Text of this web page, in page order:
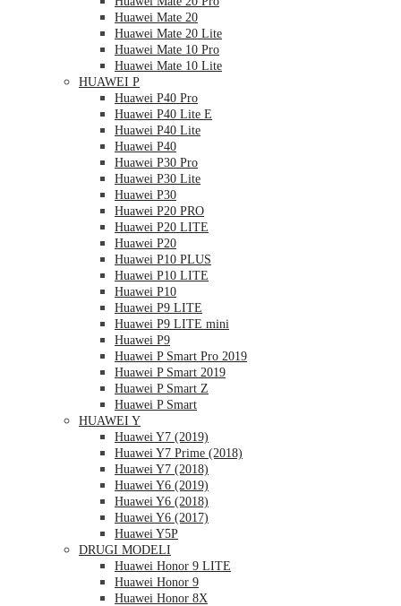
Huawei Mate 20
Huawei Mate 20 Lite
Huawei Mate 10 Pro
Huawei Mate 10 Lite
HUAWEI P
Huawei P40 Pro
Huawei P40 Lite E
Huawei P40 Lite
Huawei P40
Huawei P30 Pro
Huawei P30 Lite
Huawei P30
Huawei P20 PRO
Huawei P20 LITE
Huawei P20
Huawei P10 PLUS
Huawei P10 LITE
Huawei P10
Huawei P9 LITE
Huawei P9 LITE mini
Huawei P9
Huawei P Smart Pro 2019
Huawei P Smart 2019
Huawei P Smart Z
Huawei P Smart
HUAWEI Y
Huawei Y7 (2019)
Huawei Y7 Prime (2018)
Huawei Y7 (2018)
Huawei Y6 (2019)
Huawei Y6 (2018)
Huawei Y6 (2017)
Huawei Y5P
DRUGI MODELI
Huawei Honor 9 LITE
Huawei Honor 9
Huawei Honor 8X